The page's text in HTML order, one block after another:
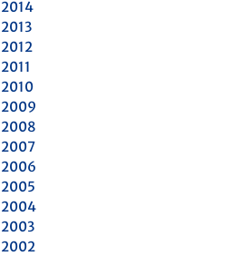
2014
2013
2012
2011
2010
2009
2008
2007
2006
2005
2004
2003
2002